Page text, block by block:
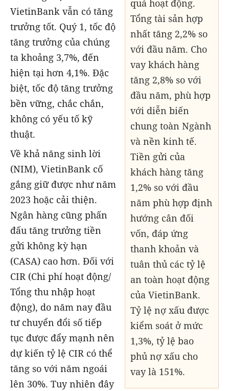
quả hoạt động.
Tổng tài sản hợp
nhất tăng 2,2% so
với đầu năm. Cho
vay khách hàng
tăng 2,8% so với
đầu năm, phù hợp
với diễn biến
chung toàn Ngành
và nền kinh tế.
Tiền gửi của
khách hàng tăng
1,2% so với đầu
năm phù hợp định
hướng cân đối
vốn, đáp ứng
thanh khoản và
tuân thủ các tỷ lệ
an toàn hoạt động
của VietinBank.
Tỷ lệ nợ xấu được
kiểm soát ở mức
1,3%, tỷ lệ bao
phủ nợ xấu cho
vay là 151%.
VietinBank vẫn có tăng
trưởng tốt. Quý 1, tốc độ
tăng trưởng của chúng
ta khoảng 3,7%, đến
hiện tại hơn 4,1%. Đặc
biệt, tốc độ tăng trưởng
bền vững, chắc chắn,
không có yếu tố kỹ
thuật.
Về khả năng sinh lời
(NIM), VietinBank cố
gắng giữ được như năm
2023 hoặc cải thiện.
Ngân hàng cũng phấn
đấu tăng trưởng tiền
gửi không kỳ hạn
(CASA) cao hơn. Đối với
CIR (Chi phí hoạt động/
Tổng thu nhập hoạt
động), do năm nay đầu
tư chuyển đổi số tiếp
tục được đẩy mạnh nên
dự kiến tỷ lệ CIR có thể
tăng so với năm ngoái
lên 30%. Tuy nhiên đây